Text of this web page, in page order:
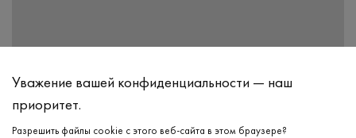
Адрес
04116, г.Киев, ул.Ростиславская, дом 5-Б, этаж 27, офис
Уважение вашей конфиденциальности — наш
приоритет.
Разрешить файлы cookie с этого веб-сайта в этом браузере?